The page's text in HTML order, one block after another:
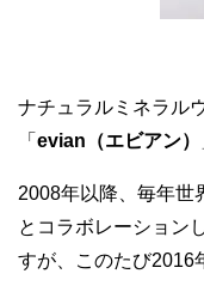
ナチュラルミネラル
「 evian（エビアン）
2008年以降、毎年世
とコラボレーション
すが、このたび2016